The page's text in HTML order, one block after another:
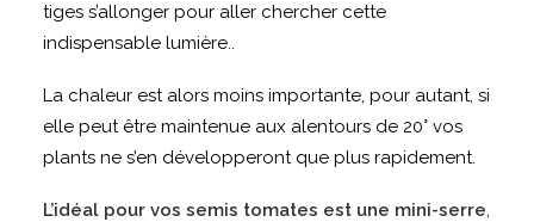
tiges s’allonger pour aller chercher cette
indispensable lumière..
La chaleur est alors moins importante, pour autant, si
elle peut être maintenue aux alentours de 20° vos
plants ne s’en développeront que plus rapidement.
L’idéal pour vos semis tomates est une mini-serre,